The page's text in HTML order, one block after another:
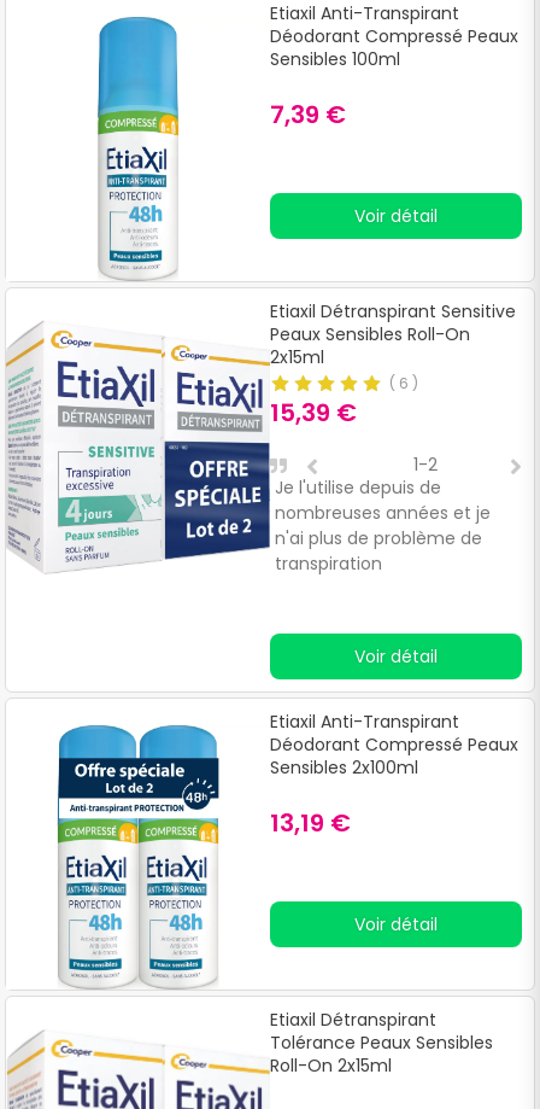
Etiaxil Anti-Transpirant
Déodorant Compressé Peaux
Sensibles 100ml
7,39 €
Voir détail
Etiaxil Détranspirant Sensitive
Peaux Sensibles Roll-On
2x15ml
( 6 )
15,39 €
Je l'utilise depuis de
nombreuses années et je
n'ai plus de problème de
transpiration
1-2
Voir détail
Etiaxil Anti-Transpirant
Déodorant Compressé Peaux
Sensibles 2x100ml
13,19 €
Voir détail
Etiaxil Détranspirant
Tolérance Peaux Sensibles
Roll-On 2x15ml